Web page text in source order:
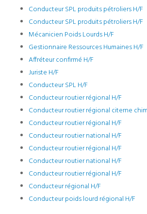
Conducteur SPL produits pétroliers H/F
Conducteur SPL produits pétroliers H/F
Mécanicien Poids Lourds H/F
Gestionnaire Ressources Humaines H/F
Affréteur confirmé H/F
Juriste H/F
Conducteur SPL H/F
Conducteur routier régional H/F
Conducteur routier régional citerne
Conducteur routier régional H/F
Conducteur routier national H/F
Conducteur routier régional H/F
Conducteur routier national H/F
Conducteur routier régional H/F
Conducteur régional H/F
Conducteur poids lourd régional H/F